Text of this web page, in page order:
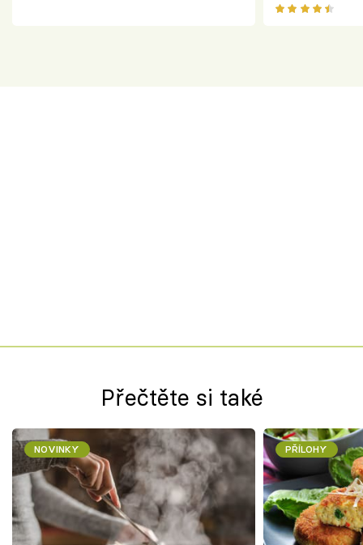
Přečtěte si také
NOVINKY PŘÍLOHY